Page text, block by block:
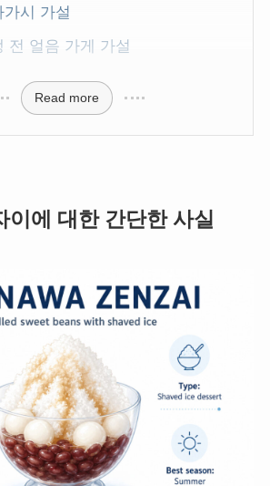
가시 가설
전 얼음 가게 가설
Read more
이에 대한 간단한 사실